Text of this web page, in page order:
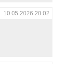
10.05.2026 20:02